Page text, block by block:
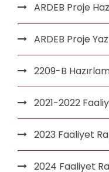
ARDEB Proje
ARDEB Proje
2209-B
2021-2022
2023 Faaliyet
2024 Faaliyet